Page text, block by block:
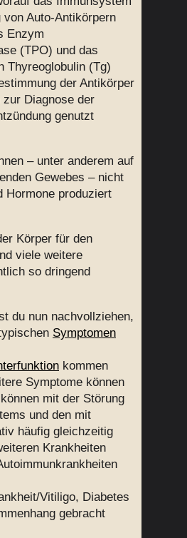
von Auto-Antikörpern
Enzym
(TPO) und das
Thyreoglobulin (Tg)
der Antikörper
Diagnose der
genutzt
– unter anderem auf
Gewebes – nicht
Hormone produziert
Körper für den
viele weitere
so dringend
du nun nachvollziehen,
Symptomen
kommen
Symptome können
mit der Störung
und den mit
häufig gleichzeitig
Krankheiten
Vitiligo, Diabetes
gebracht